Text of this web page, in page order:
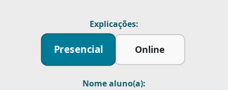
Explicações:
Presencial Online
Nome aluno(a):